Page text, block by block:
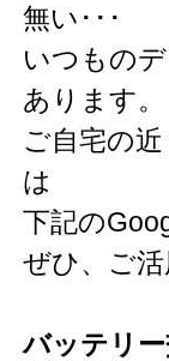
無い･･･
いつもの
あります
ご自宅の
は
下記の
ぜひ、ご
バッテリ